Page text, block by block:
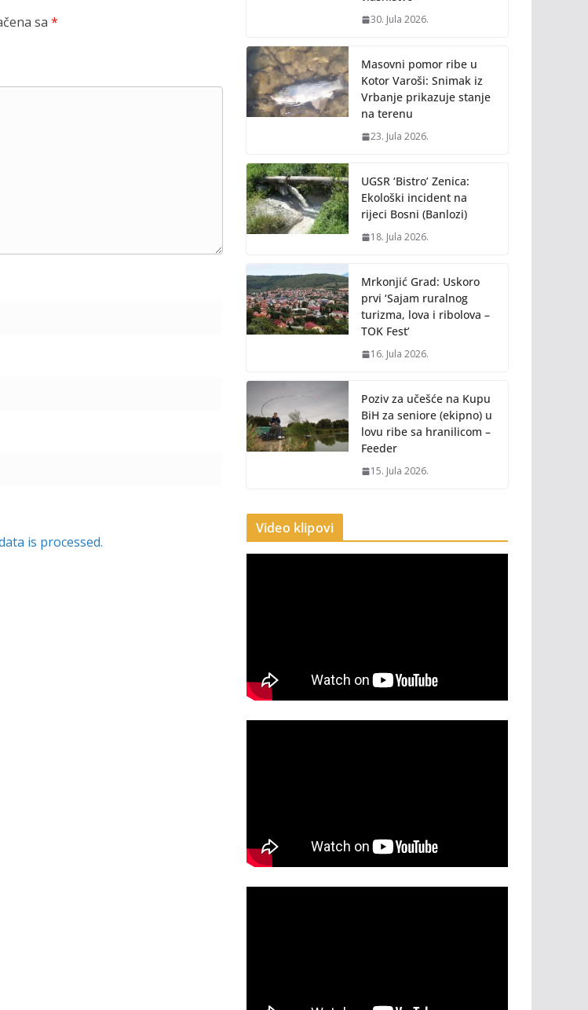
sa *
is processed.
30. Jula 2026.
Masovni pomor ribe u
Kotor Varoši: Snimak iz
Vrbanje prikazuje stanje
na terenu
23. Jula 2026.
UGSR ‘Bistro’ Zenica:
Ekološki incident na
rijeci Bosni (Banlozi)
18. Jula 2026.
Mrkonjić Grad: Uskoro
prvi ‘Sajam ruralnog
turizma, lova i ribolova –
TOK Fest’
16. Jula 2026.
Poziv za učešće na Kupu
BiH za seniore (ekipno) u
lovu ribe sa hranilicom –
Feeder
15. Jula 2026.
Video klipovi